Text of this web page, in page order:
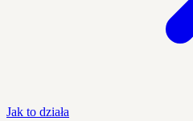
Jak to działa